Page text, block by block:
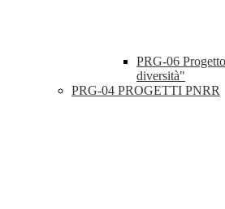
PRG-06
diversità"
PRG-04 PROGETTI PNRR